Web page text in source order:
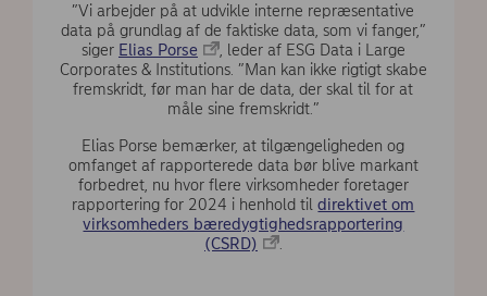
”Vi arbejder på at udvikle interne repræsentative
data på grundlag af de faktiske data, som vi fanger,”
siger Elias Porse
, leder af ESG Data i Large
Corporates & Institutions. ”Man kan ikke rigtigt skabe
fremskridt, før man har de data, der skal til for at
måle sine fremskridt.”
Elias Porse bemærker, at tilgængeligheden og
omfanget af rapporterede data bør blive markant
forbedret, nu hvor flere virksomheder foretager
rapportering for 2024 i henhold tildirektivet om
virksomheders bæredygtighedsrapportering
(CSRD)
.